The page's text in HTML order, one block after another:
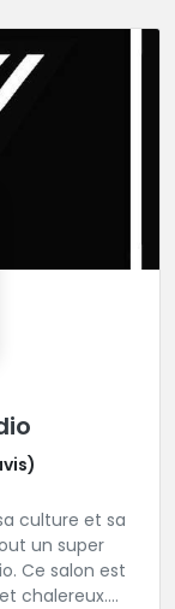
culture et sa
un super
Ce salon est
chalereux.